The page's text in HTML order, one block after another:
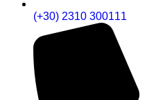
(+30) 2310 300111